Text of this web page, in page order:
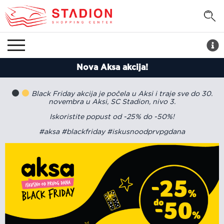
Nova Aksa akcija!
Black Friday akcija je počela u Aksi i traje sve do 30.
novembra u Aksi, SC Stadion, nivo 3.
Iskoristite popust od -25% do -50%!
#aksa #blackfriday #iskusnoodprvpgdana